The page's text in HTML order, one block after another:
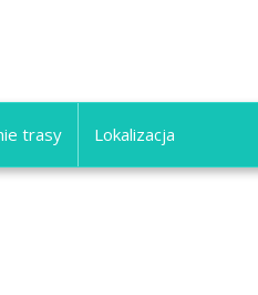
trasy Lokalizacja